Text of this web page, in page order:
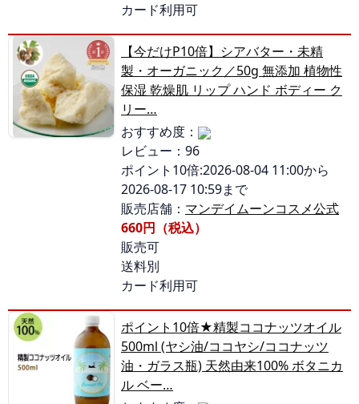
カード利用可
【今だけP10倍】シアバター・未精
製・オーガニック／50g 無添加 植物性
保湿 乾燥肌 リップ ハンド ボディー ク
リー…
おすすめ度：
レビュー：96
ポイント10倍:2026-08-04 11:00から
2026-08-17 10:59まで
販売店舗： マンデイムーンコスメ公式
660円（税込）
販売可
送料別
カード利用可
ポイント10倍★精製ココナッツオイル
500ml (ヤシ油/ココヤシ/ココナッツ
油・ガラス瓶) 天然由来100% ボタニカ
ル ベー…